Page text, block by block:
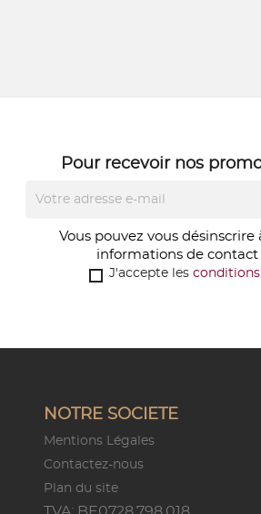
Pour recevoir nos
Vous pouvez vous
informations de
J'accepte les
NOTRE SOCIETE
Mentions Légales
Contactez-nous
Plan du site